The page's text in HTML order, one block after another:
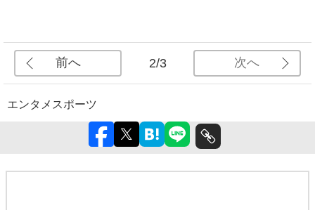
前へ 2/3 次へ
エンタメ スポーツ